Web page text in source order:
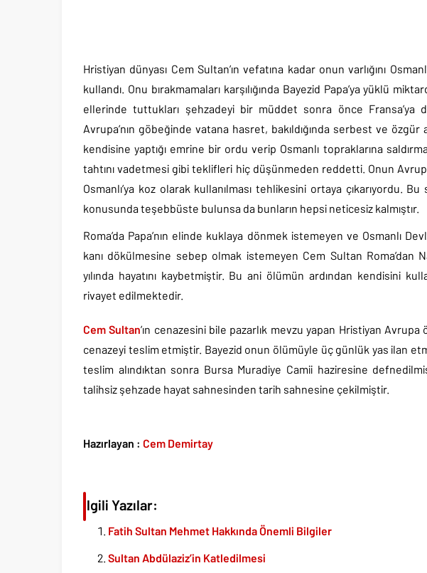
Hristiyan dünyası Cem Sultan’ın vefatına kadar onun varlığını
kullandı. Onu bırakmamaları karşılığında Bayezid Papa’ya yüklü
ellerinde tuttukları şehzadeyi bir müddet sonra önce Fransa’ya
Avrupa’nın göbeğinde vatana hasret, bakıldığında serbest ve özgür
kendisine yaptığı emrine bir ordu verip Osmanlı topraklarına
tahtını vadetmesi gibi teklifleri hiç düşünmeden reddetti. Onun
Osmanlı’ya koz olarak kullanılması tehlikesini ortaya çıkarıyordu.
konusunda teşebbüste bulunsa da bunların hepsi neticesiz kalmıştır.
Roma’da Papa’nın elinde kuklaya dönmek istemeyen ve Osmanlı
kanı dökülmesine sebep olmak istemeyen Cem Sultan Roma’dan
yılında hayatını kaybetmiştir. Bu ani ölümün ardından kendisini
rivayet edilmektedir.
Cem Sultan’ın cenazesini bile pazarlık mevzu yapan Hristiyan
cenazeyi teslim etmiştir. Bayezid onun ölümüyle üç günlük yas ilan
teslim alındıktan sonra Bursa Muradiye Camii haziresine
talihsiz şehzade hayat sahnesinden tarih sahnesine çekilmiştir.
Hazırlayan : Cem Demirtay
İlgili Yazılar:
Fatih Sultan Mehmet Hakkında Önemli Bilgiler
Sultan Abdülaziz’in Katledilmesi